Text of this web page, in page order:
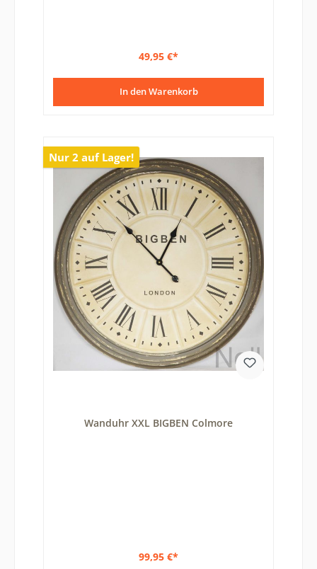
49,95 €*
In den Warenkorb
Nur 2 auf Lager!
Wanduhr XXL BIGBEN Colmore
99,95 €*